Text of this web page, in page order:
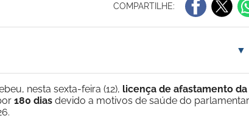
COMPARTILHE:
▼
nesta sexta-feira (12), licença de afastamento da
180 dias devido a motivos de saúde do